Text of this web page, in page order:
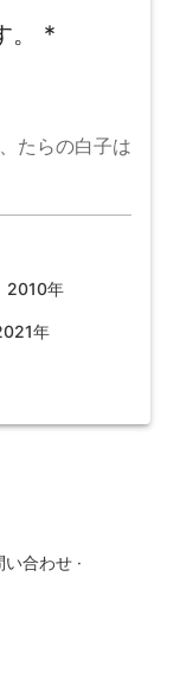
*
たらの白子は
2010年
年
い合わせ ·